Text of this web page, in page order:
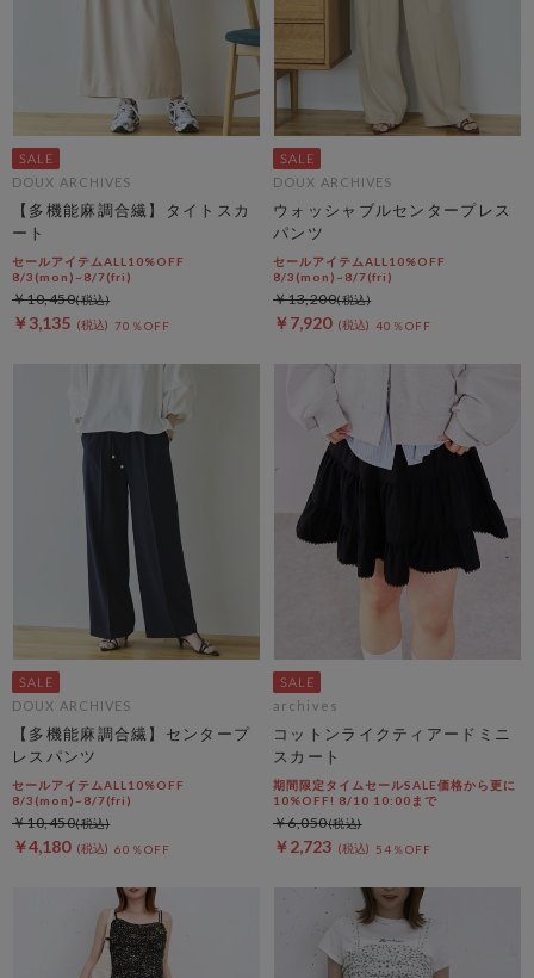
DOUX ARCHIVES
【多機能麻調合繊】タイトスカ
ート
セールアイテムALL10%OFF
8/3(mon)~8/7(fri)
￥3,135 70％OFF
￥10,450
DOUX ARCHIVES
ウォッシャブルセンタープレス
パンツ
セールアイテムALL10%OFF
8/3(mon)~8/7(fri)
￥7,920 40％OFF
￥13,200
DOUX ARCHIVES
【多機能麻調合繊】センタープ
レスパンツ
セールアイテムALL10%OFF
8/3(mon)~8/7(fri)
￥4,180 60％OFF
￥10,450
archives
コットンライクティアードミニ
スカート
期間限定タイムセールSALE価格から更に
10%OFF! 8/10 10:00まで
￥2,723 54％OFF
￥6,050